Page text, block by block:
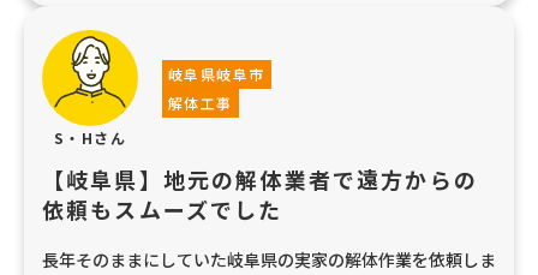
S・Hさん
岐阜県岐阜市
解体工事
【岐阜県】地元の解体業者で遠方からの
依頼もスムーズでした
長年そのままにしていた岐阜県の実家の解体作業を依頼しま